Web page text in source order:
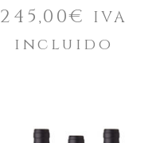
245,00€
IVA
incluido